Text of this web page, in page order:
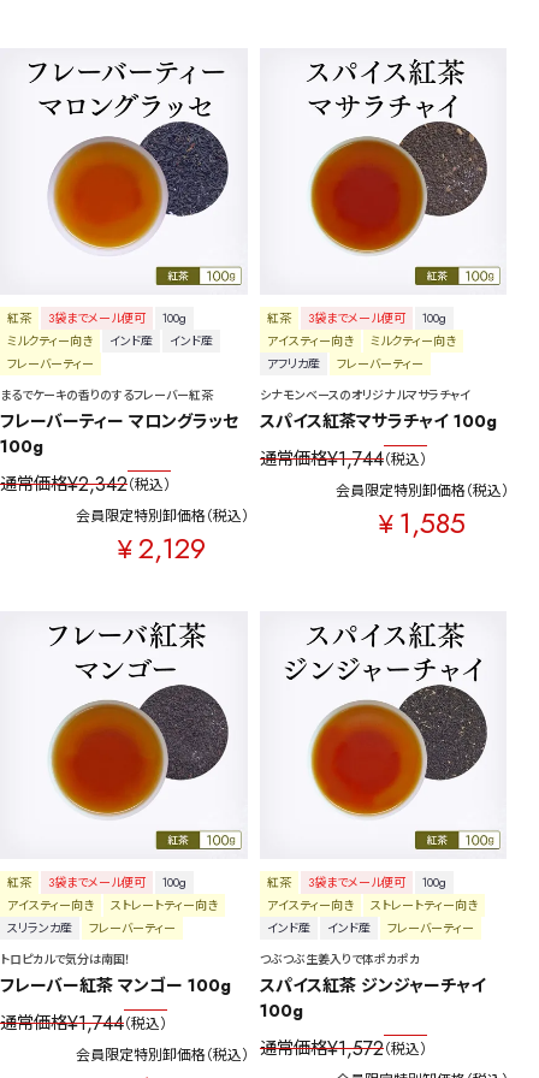
紅茶 3袋までメール便可
100g
ミルクティー向き
インド産
インド産
フレーバーティー
まるでケーキの香りのするフレーバー紅茶
フレーバーティー マロングラッセ
100g
通常価格¥2,342 税込
会員限定特別卸価格
¥2,129
税込
紅茶 3袋までメール便可
100g
アイスティー向き
ミルクティー向き
アフリカ産
フレーバーティー
シナモンベースのオリジナルマサラチャイ
スパイス紅茶マサラチャイ 100g
通常価格¥1,744 税込
会員限定特別卸価格
¥1,585
税込
紅茶 3袋までメール便可
100g
アイスティー向き
ストレートティー向き
スリランカ産
フレーバーティー
トロピカルで気分は南国！
フレーバー紅茶 マンゴー 100g
通常価格¥1,744 税込
会員限定特別卸価格 税込
紅茶 3袋までメール便可
100g
アイスティー向き
ストレートティー向き
インド産
インド産
フレーバーティー
つぶつぶ生姜入りで体ポカポカ
スパイス紅茶 ジンジャーチャイ
100g
通常価格¥1,572 税込